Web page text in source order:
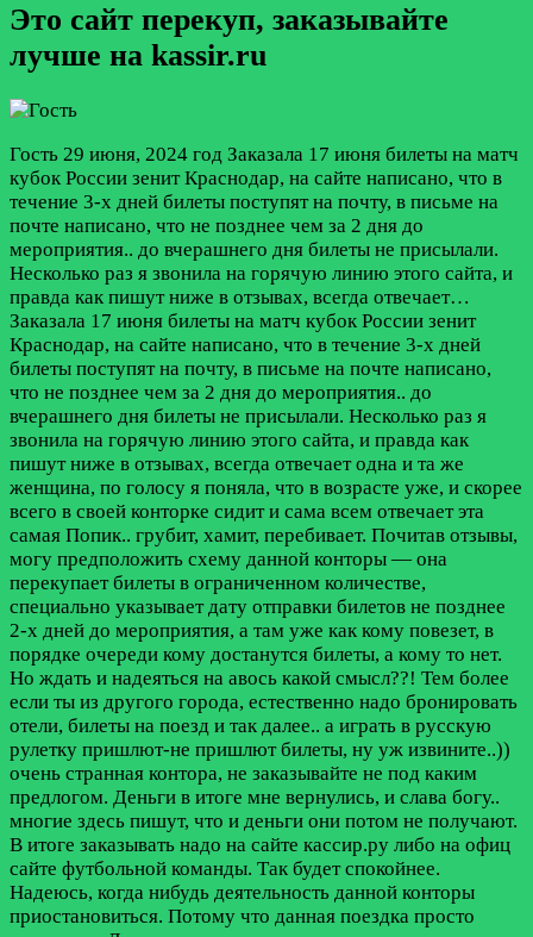
Это сайт перекуп, заказывайте
лучше на kassir.ru
Гость 29 июня, 2024 год Заказала 17 июня билеты на матч
кубок России зенит Краснодар, на сайте написано, что в
течение 3-х дней билеты поступят на почту, в письме на
почте написано, что не позднее чем за 2 дня до
мероприятия.. до вчерашнего дня билеты не присылали.
Несколько раз я звонила на горячую линию этого сайта, и
правда как пишут ниже в отзывах, всегда отвечает…
Заказала 17 июня билеты на матч кубок России зенит
Краснодар, на сайте написано, что в течение 3-х дней
билеты поступят на почту, в письме на почте написано,
что не позднее чем за 2 дня до мероприятия.. до
вчерашнего дня билеты не присылали. Несколько раз я
звонила на горячую линию этого сайта, и правда как
пишут ниже в отзывах, всегда отвечает одна и та же
женщина, по голосу я поняла, что в возрасте уже, и скорее
всего в своей конторке сидит и сама всем отвечает эта
самая Попик.. грубит, хамит, перебивает. Почитав отзывы,
могу предположить схему данной конторы — она
перекупает билеты в ограниченном количестве,
специально указывает дату отправки билетов не позднее
2-х дней до мероприятия, а там уже как кому повезет, в
порядке очереди кому достанутся билеты, а кому то нет.
Но ждать и надеяться на авось какой смысл??! Тем более
если ты из другого города, естественно надо бронировать
отели, билеты на поезд и так далее.. а играть в русскую
рулетку пришлют-не пришлют билеты, ну уж извините..))
очень странная контора, не заказывайте не под каким
предлогом. Деньги в итоге мне вернулись, и слава богу..
многие здесь пишут, что и деньги они потом не получают.
В итоге заказывать надо на сайте кассир.ру либо на офиц
сайте футбольной команды. Так будет спокойнее.
Надеюсь, когда нибудь деятельность данной конторы
приостановиться. Потому что данная поездка просто